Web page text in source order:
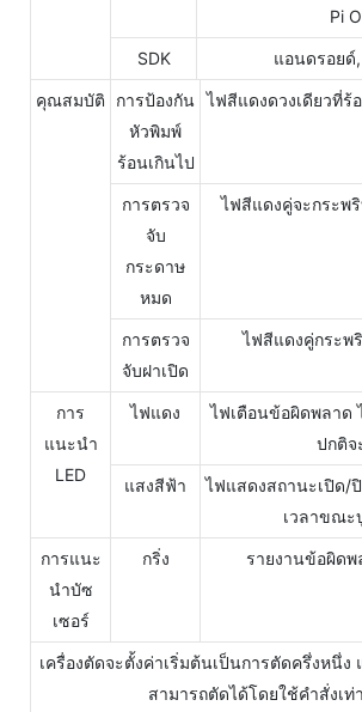
Pi
SDK แอนดรอยด์,
คุณสมบัติ
การป้องกัน
หัวพิมพ์
ร้อนเกินไป
ไฟสีแดงดวงเดียวที่ร้
การตรวจ
จับ
กระดาษ
หมด
ไฟสีแดงคู่จะกระพ
การตรวจ
จับฝาเปิด
ไฟสีแดงคู่กระพ
การ
แนะนำ
LED
ไฟแดง
ไฟเตือนข้อผิดพลาด
ปกติจ
แสงสีฟ้า
ไฟแสดงสถานะเปิด/
เวลาขณะ
การแนะ
นำบัซ
เซอร์
กริ่ง รายงานข้อผิด
เครื่องตัดจะตั้งค่าเริ่มต้นเป็นการตัดครึ่งหนึ่ง
สามารถตัดได้โดยใช้คำสั่งเท่